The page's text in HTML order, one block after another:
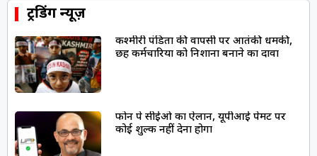
ट्रेंडिंग न्यूज़
कश्मीरी पंडितों की वापसी पर आतंकी धमकी,
छह कर्मचारियों को निशाना बनाने का दावा
फोन पे सीईओ का ऐलान, यूपीआई पेमेंट पर
कोई शुल्क नहीं देना होगा